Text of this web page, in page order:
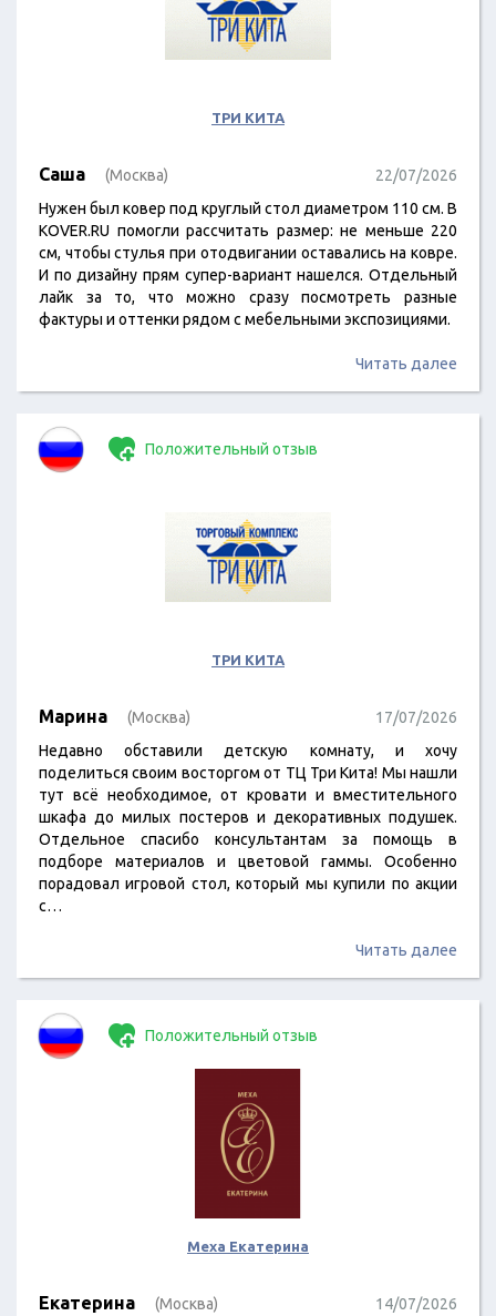
ТРИ КИТА
Саша (Москва)
22/07/2026
Нужен был ковер под круглый стол диаметром 110 см. В
KOVER.RU помогли рассчитать размер: не меньше 220
см, чтобы стулья при отодвигании оставались на ковре.
И по дизайну прям супер-вариант нашелся. Отдельный
лайк за то, что можно сразу посмотреть разные
фактуры и оттенки рядом с мебельными экспозициями.
Читать далее
Положительный отзыв
ТРИ КИТА
Марина (Москва)
17/07/2026
Недавно обставили детскую комнату, и хочу
поделиться своим восторгом от ТЦ Три Кита! Мы нашли
тут всё необходимое, от кровати и вместительного
шкафа до милых постеров и декоративных подушек.
Отдельное спасибо консультантам за помощь в
подборе материалов и цветовой гаммы. Особенно
порадовал игровой стол, который мы купили по акции
с…
Читать далее
Положительный отзыв
Меха Екатерина
Екатерина (Москва)
14/07/2026